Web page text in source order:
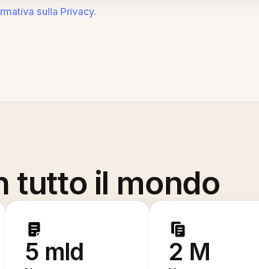
sulla Privacy.
tutto il mondo
5 mld 2 M